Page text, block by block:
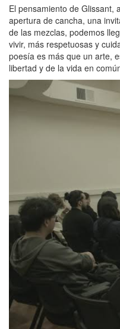
El pensamiento de Glissant,
apertura de cancha, una
de las mezclas, podemos
vivir, más respetuosas y
poesía es más que un arte,
libertad y de la vida en